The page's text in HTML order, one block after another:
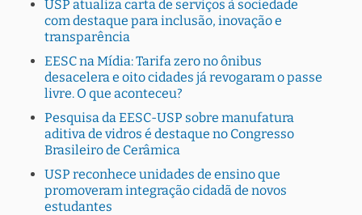
USP atualiza carta de serviços à sociedade
com destaque para inclusão, inovação e
transparência
EESC na Mídia: Tarifa zero no ônibus
desacelera e oito cidades já revogaram o passe
livre. O que aconteceu?
Pesquisa da EESC-USP sobre manufatura
aditiva de vidros é destaque no Congresso
Brasileiro de Cerâmica
USP reconhece unidades de ensino que
promoveram integração cidadã de novos
estudantes